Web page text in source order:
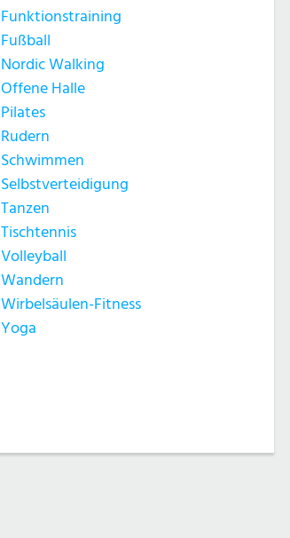
Funktionstraining
Fußball
Nordic Walking
Offene Halle
Pilates
Rudern
Schwimmen
Selbstverteidigung
Tanzen
Tischtennis
Volleyball
Wandern
Wirbelsäulen-Fitness
Yoga